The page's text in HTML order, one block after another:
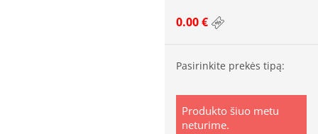
0.00 €
Pasirinkite prekės tipą:
Produkto šiuo metu
neturime.